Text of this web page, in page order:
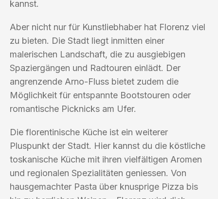
kannst.
Aber nicht nur für Kunstliebhaber hat Florenz viel
zu bieten. Die Stadt liegt inmitten einer
malerischen Landschaft, die zu ausgiebigen
Spaziergängen und Radtouren einlädt. Der
angrenzende Arno-Fluss bietet zudem die
Möglichkeit für entspannte Bootstouren oder
romantische Picknicks am Ufer.
Die florentinische Küche ist ein weiterer
Pluspunkt der Stadt. Hier kannst du die köstliche
toskanische Küche mit ihren vielfältigen Aromen
und regionalen Spezialitäten geniessen. Von
hausgemachter Pasta über knusprige Pizza bis